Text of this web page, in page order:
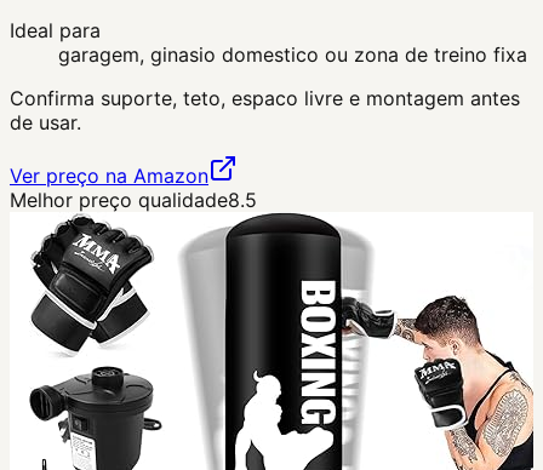
Ideal para
garagem, ginasio domestico ou zona de treino fixa
Confirma suporte, teto, espaco livre e montagem antes
de usar.
Ver preço na Amazon
Melhor preço qualidade8.5